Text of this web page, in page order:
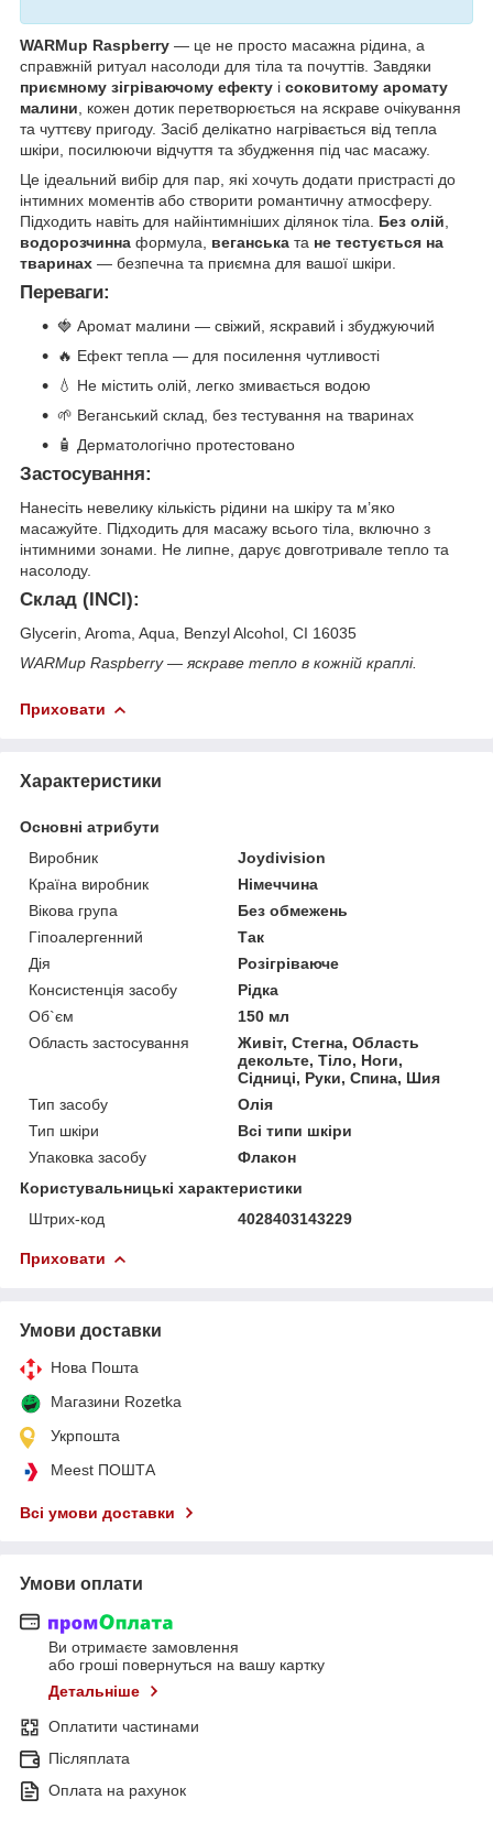
WARMup Raspberry — це не просто масажна рідина, а
справжній ритуал насолоди для тіла та почуттів. Завдяки
приємному зігріваючому ефекту і соковитому аромату
малини, кожен дотик перетворюється на яскраве очікування
та чуттєву пригоду. Засіб делікатно нагрівається від тепла
шкіри, посилюючи відчуття та збудження під час масажу.
Це ідеальний вибір для пар, які хочуть додати пристрасті до
інтимних моментів або створити романтичну атмосферу.
Підходить навіть для найінтимніших ділянок тіла. Без олій,
водорозчинна формула, веганська та не тестується на
тваринах — безпечна та приємна для вашої шкіри.
Переваги:
🍓 Аромат малини — свіжий, яскравий і збуджуючий
🔥 Ефект тепла — для посилення чутливості
💧 Не містить олій, легко змивається водою
🌱 Веганський склад, без тестування на тваринах
🧴 Дерматологічно протестовано
Застосування:
Нанесіть невелику кількість рідини на шкіру та м’яко
масажуйте. Підходить для масажу всього тіла, включно з
інтимними зонами. Не липне, дарує довготривале тепло та
насолоду.
Склад (INCI):
Glycerin, Aroma, Aqua, Benzyl Alcohol, CI 16035
WARMup Raspberry — яскраве тепло в кожній краплі.
Приховати
Характеристики
Основні атрибути
Виробник
Joydivision
Країна виробник
Німеччина
Вікова група
Без обмежень
Гіпоалергенний
Так
Дія
Розігріваюче
Консистенція засобу
Рідка
Об`єм
150 мл
Область застосування
Живіт, Стегна, Область
декольте, Тіло, Ноги,
Сідниці, Руки, Спина, Шия
Тип засобу
Олія
Тип шкіри
Всі типи шкіри
Упаковка засобу
Флакон
Користувальницькі характеристики
Штрих-код
4028403143229
Приховати
Умови доставки
Нова Пошта
Магазини Rozetka
Укрпошта
Meest ПОШТА
Всі умови доставки
Умови оплати
Ви отримаєте замовлення
або гроші повернуться на вашу картку
Детальніше
Оплатити частинами
Післяплата
Оплата на рахунок